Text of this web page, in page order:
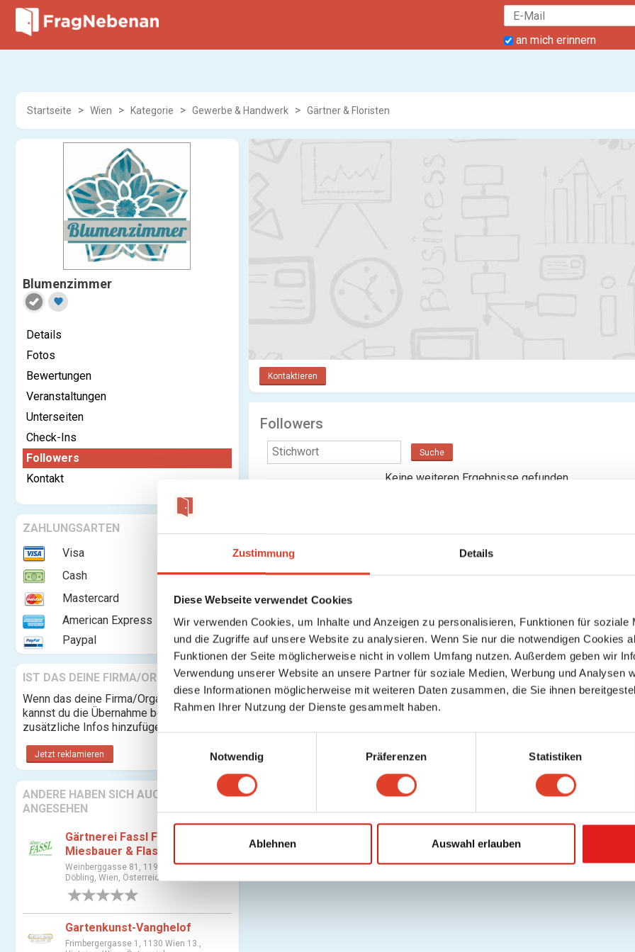
Zustimmung Details
Diese Webseite verwendet Cookies
Wir verwenden Cookies, um Inhalte und Anzeigen zu personalisieren, Funktionen für soziale
und die Zugriffe auf unsere Website zu analysieren. Wenn Sie nur die notwendigen Cookies
Funktionen der Seite möglicherweise nicht in vollem Umfang nutzen. Außerdem geben wir
Verwendung unserer Website an unsere Partner für soziale Medien, Werbung und Analysen
diese Informationen möglicherweise mit weiteren Daten zusammen, die Sie ihnen
Rahmen Ihrer Nutzung der Dienste gesammelt haben.
n
w
g
g
s
Notwendig Präferenzen Statistiken
Ablehnen Auswahl erlauben
an mich erinnern
Startseite Wien Kategorie Gewerbe & Handwerk Gärtner & Floristen
Blumenzimmer
favorite
Details
Fotos
Bewertungen
Veranstaltungen
Unterseiten
Check-Ins
Followers
Kontakt
ZAHLUNGSARTEN
Visa
Cash
Mastercard
American Express
Paypal
IST DAS DEINE FIRMA/ORGANISATION?
Wenn das deine Firma/Organisation ist,
kannst du die Übernahme beantragen und
zusätzliche Infos hinzufügen.
Jetzt reklamieren
ANDERE HABEN SICH AUCH
ANGESEHEN
Gärtnerei Fassl Fenz-
Miesbauer & Flaschberger
Weinberggasse 81, 1190 Wien 19.,
Döbling, Wien, Österreich
Gartenkunst-Vanghelof
Frimbergergasse 1, 1130 Wien 13.,
Kontaktieren
Followers
Suche
Keine weiteren Ergebnisse gefunden